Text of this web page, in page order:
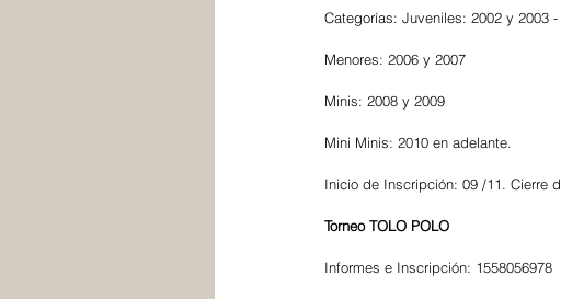
Categorías: Juveniles: 2002 y 2003
Menores: 2006 y 2007
Minis: 2008 y 2009
Mini Minis: 2010 en adelante.
Inicio de Inscripción: 09 /11. Cierre
Torneo TOLO POLO
Informes e Inscripción: 1558056978